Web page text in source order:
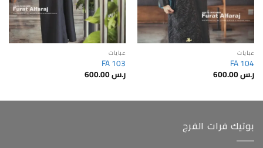
عبايات
FA 104
ر.س600.00
عبايات
FA 103
ر.س600.00
بوتيك فرات الفرج